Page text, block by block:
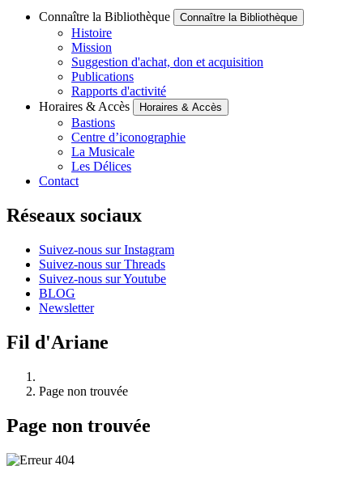
Connaître la Bibliothèque Connaître la Bibliothèque
Histoire
Mission
Suggestion d'achat, don et acquisition
Publications
Rapports d'activité
Horaires & Accès
Horaires & Accès
Bastions
Centre d’iconographie
La Musicale
Les Délices
Contact
Réseaux sociaux
Suivez-nous sur Instagram
Suivez-nous sur Threads
Suivez-nous sur Youtube
BLOG
Newsletter
Fil d'Ariane
Page non trouvée
Page non trouvée